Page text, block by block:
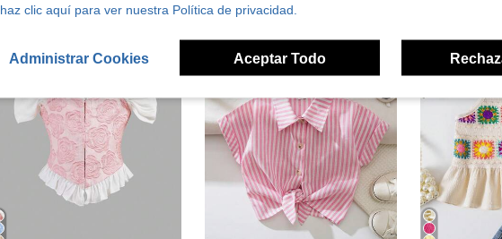
haz clic aquí para ver nuestra Política de privacidad.
Administrar Cookies Aceptar Todo